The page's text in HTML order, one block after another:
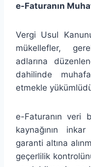
e-Faturanın
Vergi Usul
mükellefler,
adlarına
dahilinde
etmekle
e-Faturanın veri
kaynağının
garanti altına
geçerlilik